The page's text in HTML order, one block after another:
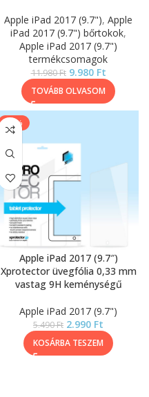
Apple iPad 2017 (9.7"), Apple
iPad 2017 (9.7") bőrtokok,
Apple iPad 2017 (9.7")
termékcsomagok
11.980Ft 9.980 Ft
TOVÁBB OLVASOM
-46%
Apple iPad 2017 (9.7″)
Xprotector üvegfólia 0,33 mm
vastag 9H keménységű
Apple iPad 2017 (9.7")
5.490Ft 2.990 Ft
KOSÁRBA TESZEM